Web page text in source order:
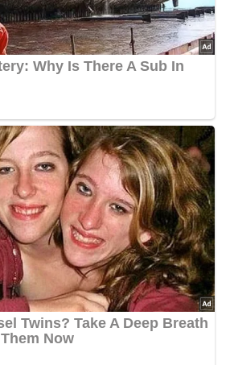
Weitergabe deiner Mailadresse an Dritte!